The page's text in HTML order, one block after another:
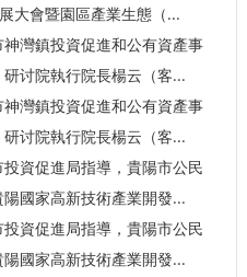
大會暨園區產業生態（...
灣鎮投資促進和公有資產事
讨院執行院長楊云（客...
灣鎮投資促進和公有資產事
讨院執行院長楊云（客...
資促進局指導，貴陽市公民
國家高新技術產業開發...
資促進局指導，貴陽市公民
國家高新技術產業開發...